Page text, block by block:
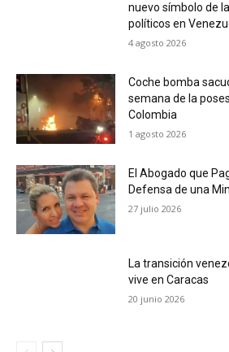
nuevo símbolo de
políticos en
4 agosto 2026
Coche bomba
semana de la
Colombia
1 agosto 2026
El Abogado que
Defensa de una
27 julio 2026
La transición
vive en Caracas
20 junio 2026